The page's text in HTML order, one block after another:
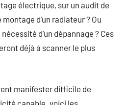
électrique, sur un audit de
d’un radiateur ? Ou
d’un dépannage ? Ces
déjà à scanner le plus
manifester difficile de
capable. voici les